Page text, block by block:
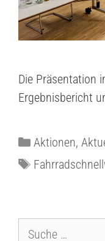
Die Präsentation
Ergebnisbericht
Aktionen,